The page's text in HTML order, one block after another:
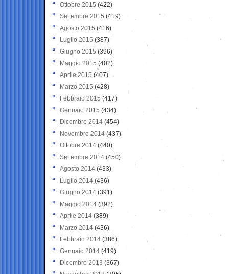
Ottobre 2015 (422)
Settembre 2015 (419)
Agosto 2015 (416)
Luglio 2015 (387)
Giugno 2015 (396)
Maggio 2015 (402)
Aprile 2015 (407)
Marzo 2015 (428)
Febbraio 2015 (417)
Gennaio 2015 (434)
Dicembre 2014 (454)
Novembre 2014 (437)
Ottobre 2014 (440)
Settembre 2014 (450)
Agosto 2014 (433)
Luglio 2014 (436)
Giugno 2014 (391)
Maggio 2014 (392)
Aprile 2014 (389)
Marzo 2014 (436)
Febbraio 2014 (386)
Gennaio 2014 (419)
Dicembre 2013 (367)